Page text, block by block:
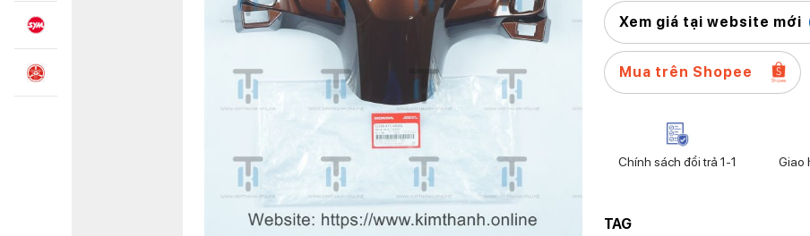
Xem giá tại website mới
Mua trên Shopee
Chính sách đổi trả 1-1
Giao
TAG